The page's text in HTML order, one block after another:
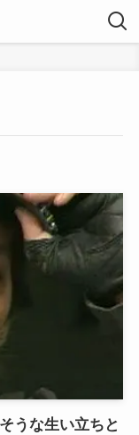
うな生い立ちと